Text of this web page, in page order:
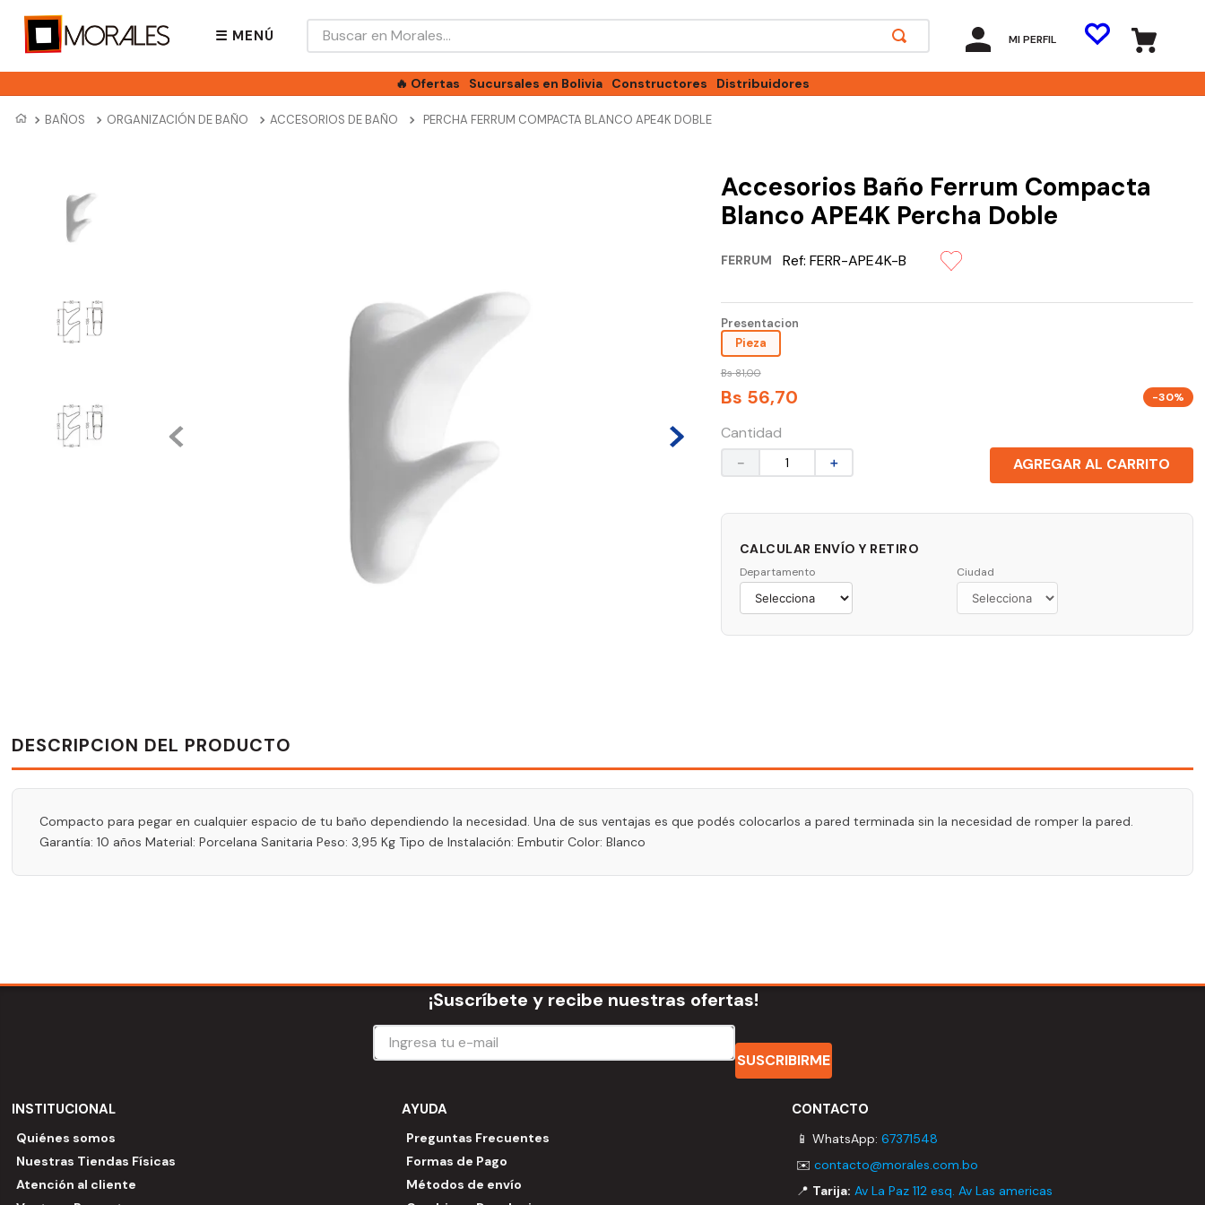
☰ MENÚ
Buscar en Morales...
MI PERFIL
🔥 Ofertas Sucursales en Bolivia Constructores Distribuidores
BAÑOS ORGANIZACIÓN DE BAÑO ACCESORIOS DE BAÑO PERCHA FERRUM COMPACTA BLANCO APE4K DOBLE
Accesorios Baño Ferrum Compacta
Blanco APE4K Percha Doble
FERRUM Ref: FERR-APE4K-B
Presentacion
Pieza
Bs 81,00
Bs 56,70 -30%
Cantidad
＋
－ AGREGAR AL CARRITO
CALCULAR ENVÍO Y RETIRO
Departamento Ciudad
DESCRIPCION DEL PRODUCTO
Compacto para pegar en cualquier espacio de tu baño dependiendo la necesidad. Una de sus ventajas es que podés colocarlos a pared terminada sin la necesidad de romper la pared.
Garantía: 10 años Material: Porcelana Sanitaria Peso: 3,95 Kg Tipo de Instalación: Embutir Color: Blanco
¡Suscríbete y recibe nuestras ofertas!
SUSCRIBIRME
INSTITUCIONAL
Quiénes somos
Nuestras Tiendas Físicas
Atención al cliente
AYUDA
Preguntas Frecuentes
Formas de Pago
Métodos de envío
CONTACTO
📱 WhatsApp: 67371548
✉️ contacto@morales.com.bo
📍 Tarija: Av La Paz 112 esq. Av Las americas